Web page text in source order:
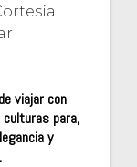
viajar con
culturas para,
y